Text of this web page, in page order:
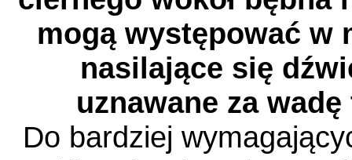
mogą występować w
nasilające się
uznawane za
Do bardziej